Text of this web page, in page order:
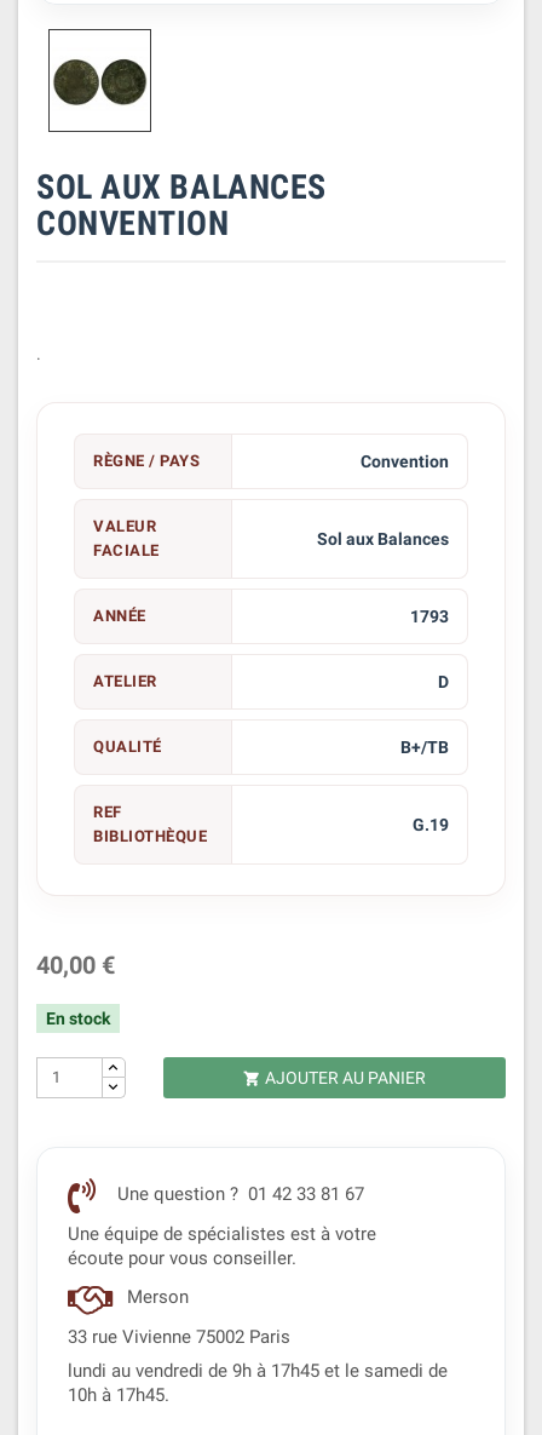
SOL AUX BALANCES
CONVENTION
.
RÈGNE / PAYS Convention
VALEUR
FACIALE
Sol aux Balances
ANNÉE 1793
ATELIER D
QUALITÉ B+/TB
REF
BIBLIOTHÈQUE
G.19
40,00 €
En stock
 AJOUTER AU PANIER
Une question ? 01 42 33 81 67
Une équipe de spécialistes est à votre
écoute pour vous conseiller.
Merson
33 rue Vivienne 75002 Paris
lundi au vendredi de 9h à 17h45 et le samedi de
10h à 17h45.